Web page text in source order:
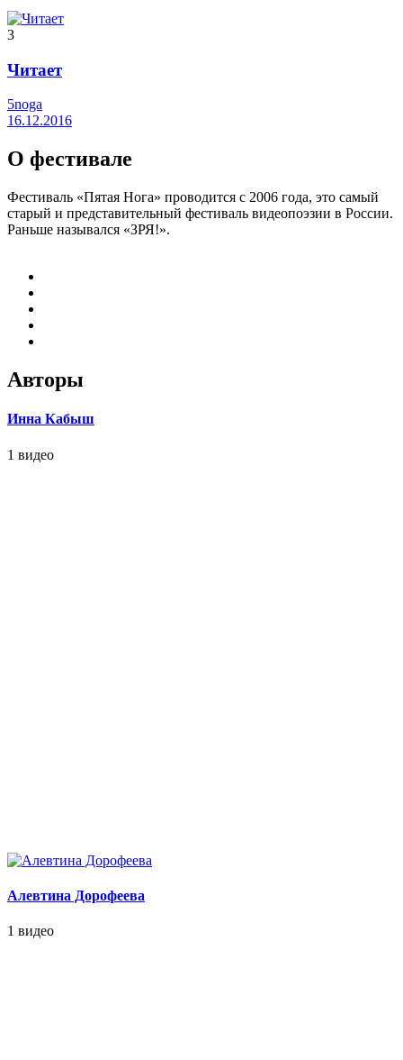
3
Читает
5noga
16.12.2016
О фестивале
Фестиваль «Пятая Нога» проводится с 2006 года, это самый
старый и представительный фестиваль видеопоэзии в России.
Раньше назывался «ЗРЯ!».
Авторы
Инна Кабыш
1 видео
Алевтина Дорофеева
1 видео